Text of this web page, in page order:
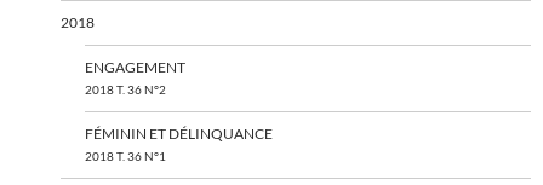
2018
ENGAGEMENT
2018 T. 36 N°2
FÉMININ ET DÉLINQUANCE
2018 T. 36 N°1